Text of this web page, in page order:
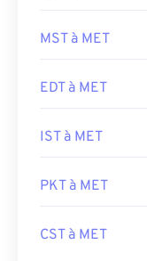
MST à MET
EDT à MET
IST à MET
PKT à MET
CST à MET